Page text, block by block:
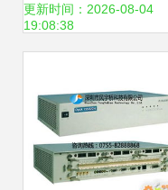
耕六载厚积薄发
更新时间：2026-08-04
19:08:38